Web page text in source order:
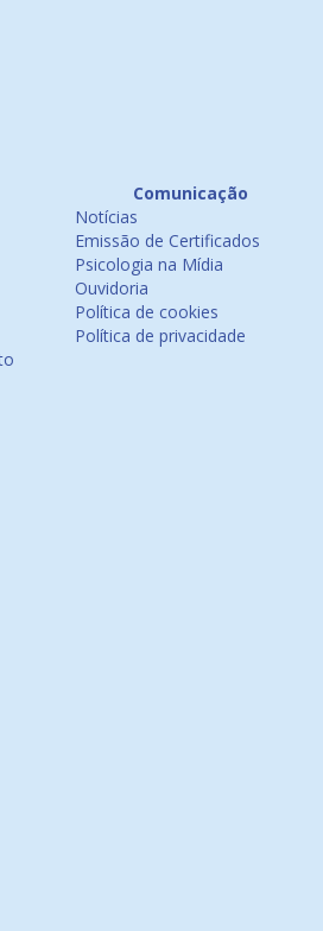
Comunicação
Notícias
Emissão de Certificados
Psicologia na Mídia
Ouvidoria
Política de cookies
Política de privacidade